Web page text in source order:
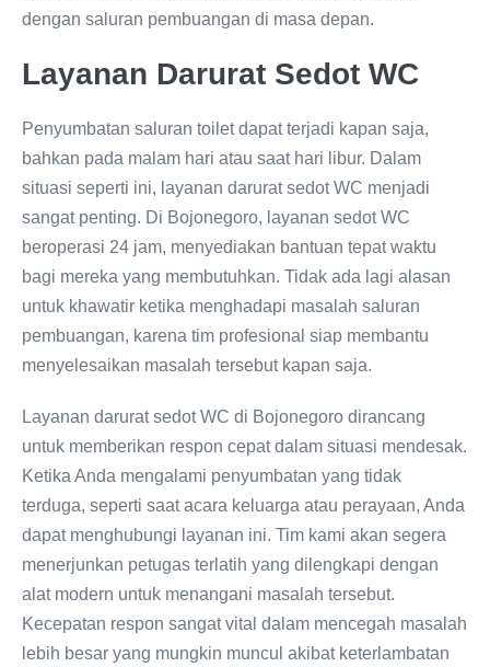
dengan saluran pembuangan di masa depan.
Layanan Darurat Sedot WC
Penyumbatan saluran toilet dapat terjadi kapan saja,
bahkan pada malam hari atau saat hari libur. Dalam
situasi seperti ini, layanan darurat sedot WC menjadi
sangat penting. Di Bojonegoro, layanan sedot WC
beroperasi 24 jam, menyediakan bantuan tepat waktu
bagi mereka yang membutuhkan. Tidak ada lagi alasan
untuk khawatir ketika menghadapi masalah saluran
pembuangan, karena tim profesional siap membantu
menyelesaikan masalah tersebut kapan saja.
Layanan darurat sedot WC di Bojonegoro dirancang
untuk memberikan respon cepat dalam situasi mendesak.
Ketika Anda mengalami penyumbatan yang tidak
terduga, seperti saat acara keluarga atau perayaan, Anda
dapat menghubungi layanan ini. Tim kami akan segera
menerjunkan petugas terlatih yang dilengkapi dengan
alat modern untuk menangani masalah tersebut.
Kecepatan respon sangat vital dalam mencegah masalah
lebih besar yang mungkin muncul akibat keterlambatan